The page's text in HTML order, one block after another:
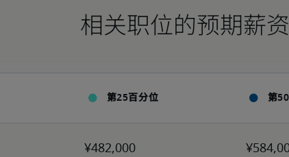
相关职位的预期薪资